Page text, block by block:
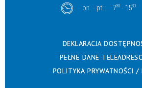
pn. - pt.: 730 - 1530
DEKLARACJA
PEŁNE DANE
POLITYKA PRYWATNOŚCI /